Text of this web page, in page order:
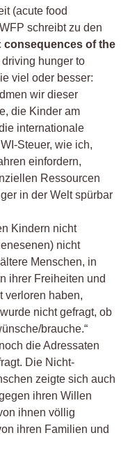
(acute food
schreibt zu den
consequences of the
driving hunger to
viel oder besser:
wir dieser
die Kinder am
internationale
Steuer, wie ich,
einfordern,
Ressourcen
in der Welt spürbar
Kindern nicht
nicht
Menschen, in
ihrer Freiheiten und
verloren haben,
nicht gefragt, ob
brauche.“
die Adressaten
Die Nicht-
zeigte sich auch
ihren Willen
ihnen völlig
ihren Familien und